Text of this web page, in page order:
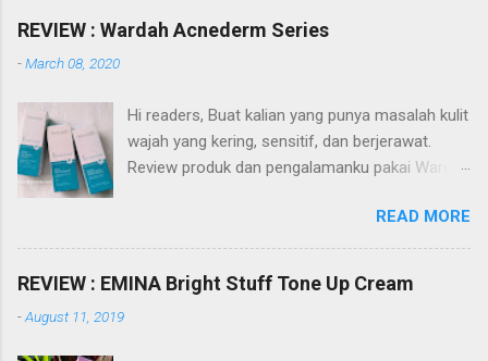
REVIEW : Wardah Acnederm Series
-March 08, 2020
Hi readers, Buat kalian yang punya masalah kulit
wajah yang kering, sensitif, dan berjerawat.
Review produk dan pengalamanku pakai Wardah
kalian dalam pencarian produk skin care. Apa itu
Wardah Acnederm series? Wardah Acnederm
merupakan salah satu dari sekian rangkaian
produk dari Wardah. Diantaranya Wardah Nature
READ MORE
REVIEW : EMINA Bright Stuff Tone Up Cream
-August 11, 2019